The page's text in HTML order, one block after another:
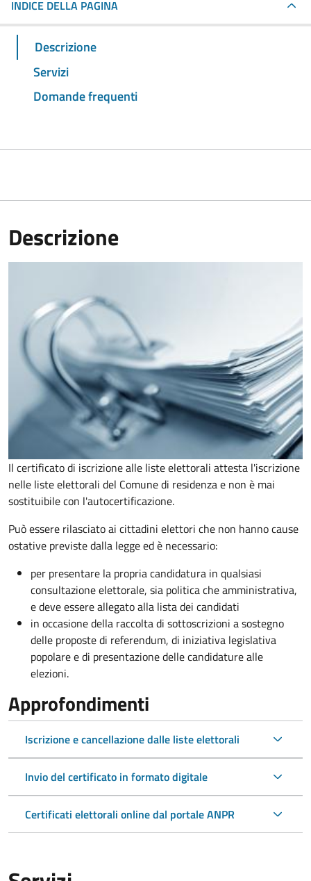
INDICE DELLA PAGINA
Descrizione
Servizi
Domande frequenti
Descrizione
Il certificato di iscrizione alle liste elettorali attesta l'iscrizione
nelle liste elettorali del Comune di residenza e non è mai
sostituibile con l'autocertificazione.
Può essere rilasciato ai cittadini elettori che non hanno cause
ostative previste dalla legge ed è necessario:
per presentare la propria candidatura in qualsiasi
consultazione elettorale, sia politica che amministrativa,
e deve essere allegato alla lista dei candidati
in occasione della raccolta di sottoscrizioni a sostegno
delle proposte di referendum, di iniziativa legislativa
popolare e di presentazione delle candidature alle
elezioni.
Approfondimenti
Iscrizione e cancellazione dalle liste elettorali
Invio del certificato in formato digitale
Certificati elettorali online dal portale ANPR